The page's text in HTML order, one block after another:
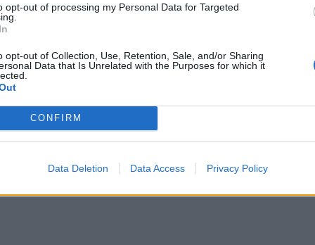
opt-out of processing my Personal Data for Targeted
opt-out of Collection, Use, Retention, Sale, and/or Sharing
Data that Is Unrelated with the Purposes for which it
CONFIRM
Data Deletion Data Access Privacy Policy